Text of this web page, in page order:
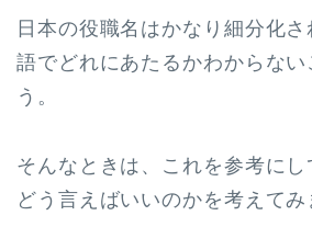
日本の役職名はかなり細分化
語でどれにあたるかわからない
う。
そんなときは、これを参考に
どう言えばいいのかを考えてみ